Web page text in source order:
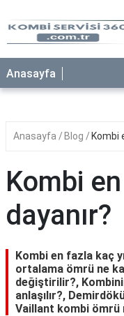
Anasayfa
Anasayfa Blog Kombi
Kombi
dayanır?
Kombi en fazla kaç
ortalama ömrü ne
değiştirilir?,
anlaşılır?,
Vaillant kombi ömrü